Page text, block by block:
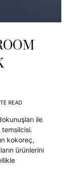
READ
ile
kokoreç,
ürünlerini